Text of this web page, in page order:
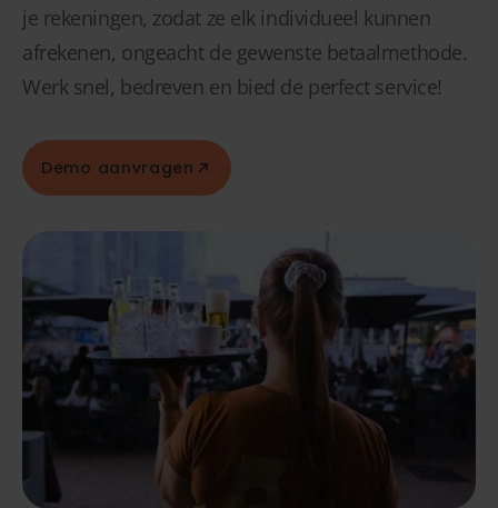
je rekeningen, zodat ze elk individueel kunnen
afrekenen, ongeacht de gewenste betaalmethode.
Werk snel, bedreven en bied de perfect service!
Demo aanvragen